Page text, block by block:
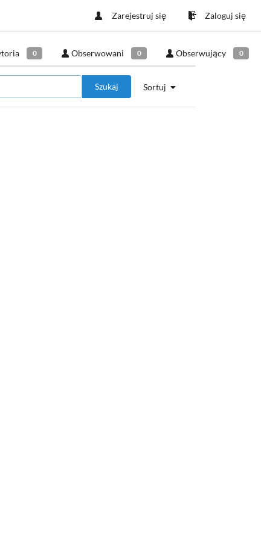
Zarejestruj się Zaloguj się
0 Obserwowani 0 Obserwujący 0
Sortuj
Szukaj